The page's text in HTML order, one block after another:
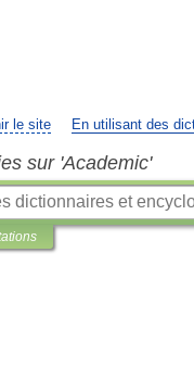
le site En utilisant des
sur 'Academic'